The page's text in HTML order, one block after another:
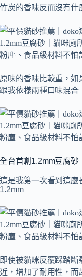
竹炭的香味反而沒有什
原味的香味比較重，如
跟我依樣兩種口味混合
全台首創1.2mm豆腐砂
這是我第一次看到這麼
1.2mm
即使被貓咪反覆踩踏
近，增加了耐用性，而